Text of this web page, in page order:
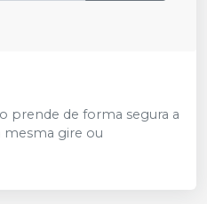
prende de forma segura a
mesma gire ou